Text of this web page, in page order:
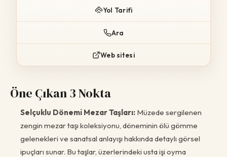
Yol Tarifi
Ara
Web sitesi
Öne Çıkan 3 Nokta
Selçuklu Dönemi Mezar Taşları: Müzede sergilenen
zengin mezar taşı koleksiyonu, döneminin ölü gömme
gelenekleri ve sanatsal anlayışı hakkında detaylı görsel
ipuçları sunar. Bu taşlar, üzerlerindeki usta işi oyma